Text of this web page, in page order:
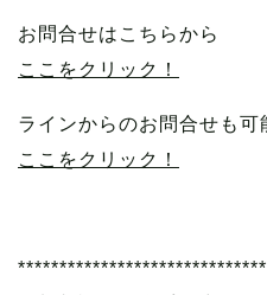
お問合せはこちらから
ここをクリック！
ラインからのお問合せも可
ここをクリック！